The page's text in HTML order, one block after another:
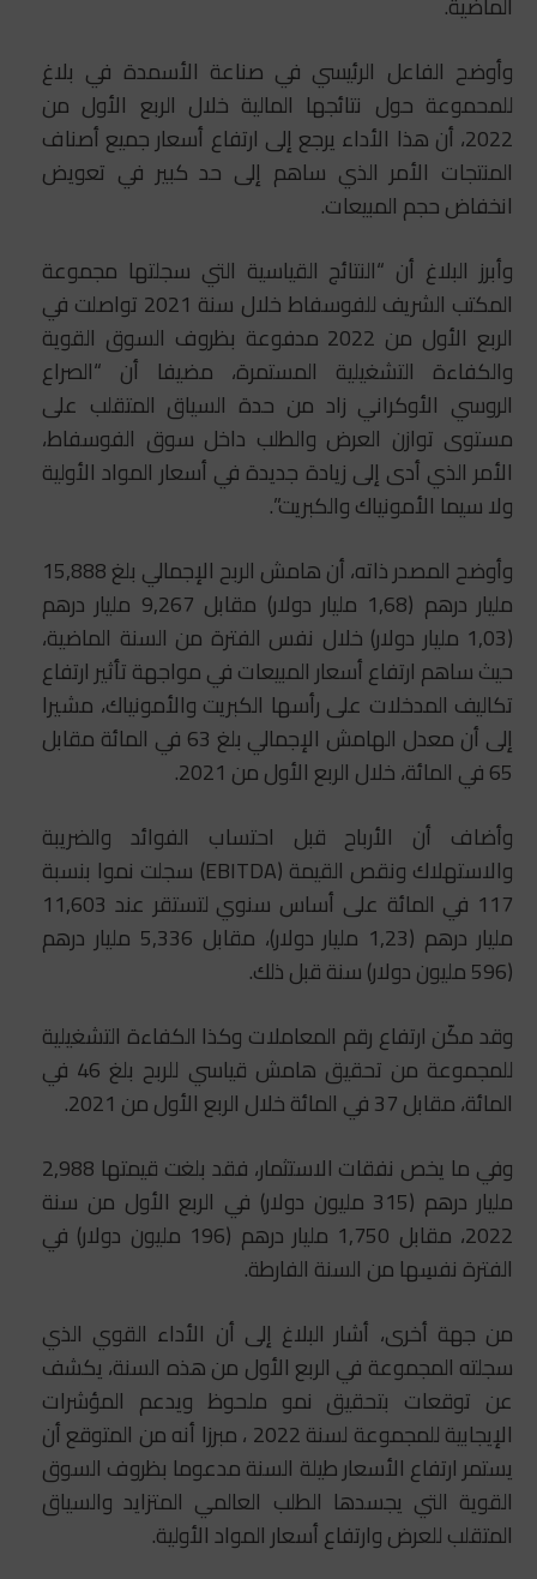
وأوضح الفاعل الرئيسي في صناعة الأسمدة في بلاغ
للمحموعة حول نتائجها المالية خلال الربع الأول من
2022، أن هذا الأداء يرجع إلى ارتفاع أسعار جميع أصناف
المنتجات الأمر الذي ساهم إلى حد كبير في تعويض
انخفاض حجم المبيعات.
وأبرز البلاغ أن “النتائج القياسية التي سجلتها مجموعة
المكتب الشريف للفوسفاط خلال سنة 2021 تواصلت في
الربع الأول من 2022 مدفوعة بظروف السوق القوية
والكفاءة التشغيلية المستمرة، مضيفا أن “الصراع
الروسي الأوكراني زاد من حدة السياق المتقلب على
مستوى توازن العرض والطلب داخل سوق الفوسفاط،
الأمر الذي أدى إلى زيادة جديدة في أسعار المواد الأولية
ولا سيما الأمونياك والكبريت”.
وأوضح المصدر ذاته، أن هامش الربح الإجمالي بلغ 15,888
مليار درهم (1,68 مليار دولار) مقابل 9,267 مليار درهم
(1,03 مليار دولار) خلال نفس الفترة من السنة الماضية،
حيث ساهم ارتفاع أسعار المبيعات في مواجهة تأثير ارتفاع
تكاليف المدخلات على رأسها الكبريت والأمونياك، مشيرا
إلى أن معدل الهامش الإجمالي بلغ 63 في المائة مقابل
65 في المائة، خلال الربع الأول من 2021.
وأضاف أن الأرباح قبل احتساب الفوائد والضريبة
والاستهلاك ونقص القيمة (EBITDA) سجلت نموا بنسبة
117 في المائة على أساس سنوي لتستقر عند 11,603
مليار درهم (1,23 مليار دولار)، مقابل 5,336 مليار درهم
(596 مليون دولار) سنة قبل ذلك.
وقد مكّن ارتفاع رقم المعاملات وكذا الكفاءة التشغيلية
للمجموعة من تحقيق هامش قياسي للربح بلغ 46 في
المائة، مقابل 37 في المائة خلال الربع الأول من 2021.
وفي ما يخص نفقات الاستثمار، فقد بلغت قيمتها 2,988
مليار درهم (315 مليون دولار) في الربع الأول من سنة
2022، مقابل 1,750 مليار درهم (196 مليون دولار) في
الفترة نفسِها من السنة الفارطة.
من جهة أخرى، أشار البلاغ إلى أن الأداء القوي الذي
سجلته المجموعة في الربع الأول من هذه السنة، يكشف
عن توقعات بتحقيق نمو ملحوظ ويدعم المؤشرات
الإيجابية للمجموعة لسنة 2022 ، مبرزا أنه من المتوقع أن
يستمر ارتفاع الأسعار طيلة السنة مدعوما بظروف السوق
القوية التي يجسدها الطلب العالمي المتزايد والسياق
المتقلب للعرض وارتفاع أسعار المواد الأولية.